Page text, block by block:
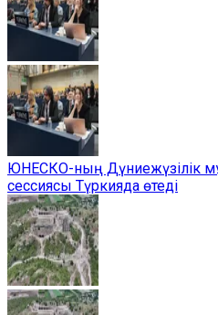
ЮНЕСКО-ның Дүниежүзілік
сессиясы Түркияда өтеді